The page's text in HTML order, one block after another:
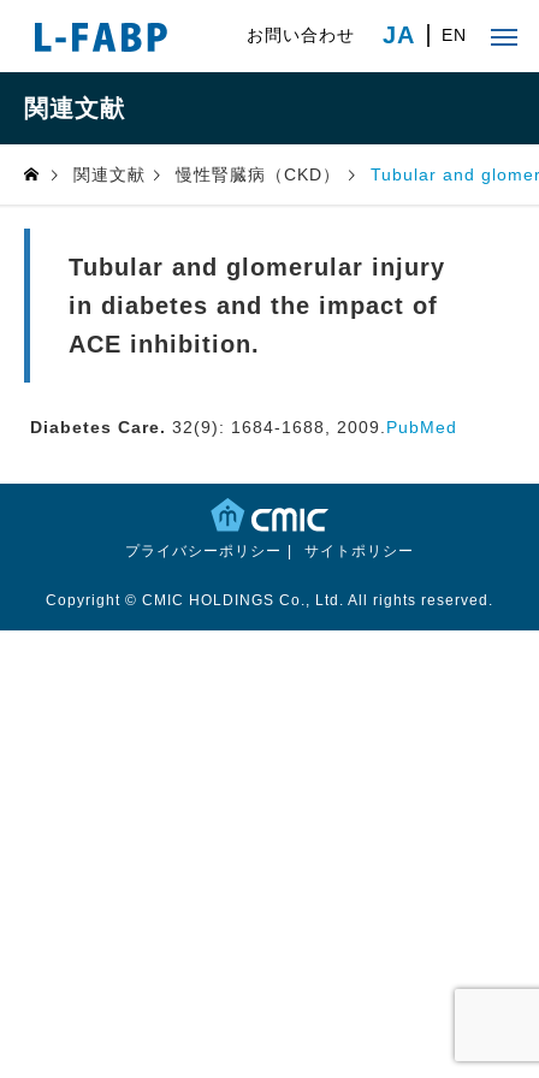
お問い合わせ JA EN
関連文献
関連文献 慢性腎臓病（CKD） Tubular and
Tubular and glomerular injury
in diabetes and the impact of
ACE inhibition.
Diabetes Care. 32(9): 1684-1688, 2009. PubMed
プライバシーポリシー サイトポリシー
Copyright © CMIC HOLDINGS Co., Ltd. All rights reserved.